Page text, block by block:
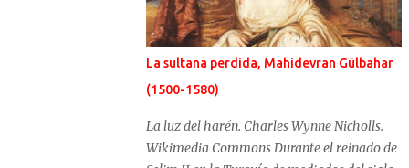
La sultana perdida, Mahidevran Gülbahar
(1500-1580)
La luz del harén. Charles Wynne Nicholls.
Wikimedia Commons Durante el reinado de